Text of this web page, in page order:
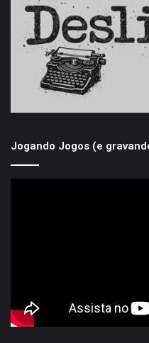
Jogando Jogos (e